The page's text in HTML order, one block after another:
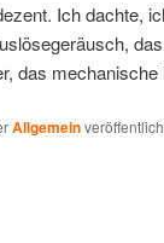
Ich dachte,
das
Allgemein